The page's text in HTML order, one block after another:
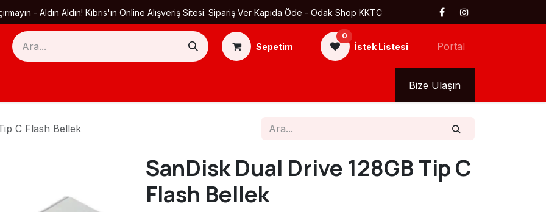
- Aldın Aldın! Kıbrıs'ın Online Alışveriş Sitesi. Sipariş Ver Kapıda Öde - Odak Shop KKTC
Sepetim
0
İstek Listesi Portal
Bize Ulaşın
C Flash Bellek
SanDisk Dual Drive 128GB Tip C
Flash Bellek